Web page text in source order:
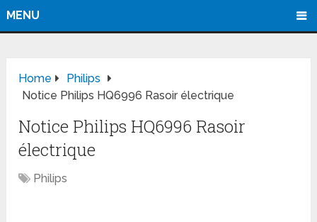
MENU
Home
Philips
Notice Philips HQ6996 Rasoir électrique
Notice Philips HQ6996 Rasoir
électrique
Philips